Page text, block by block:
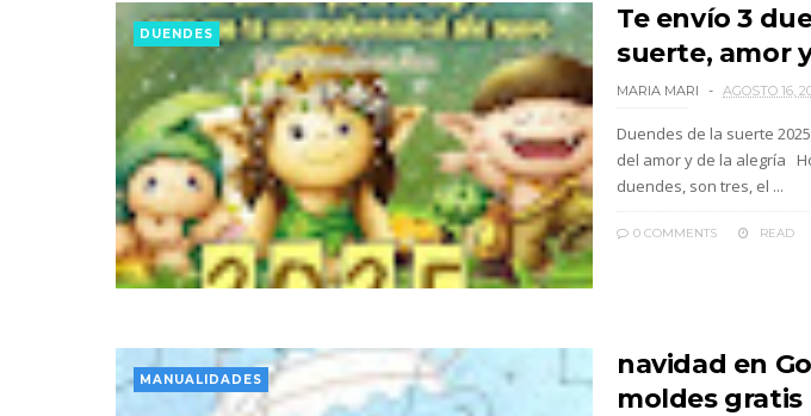
DUENDES
Te envío 3
suerte, amor
MARIA MARI AGOSTO 16,
Duendes de la suerte
del amor y de la alegría
duendes, son tres, el ...
0 COMMENTS READ
MANUALIDADES
navidad en
moldes gratis